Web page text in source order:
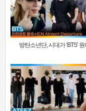
방탄소년단, 시대가 ‘BTS’ 원